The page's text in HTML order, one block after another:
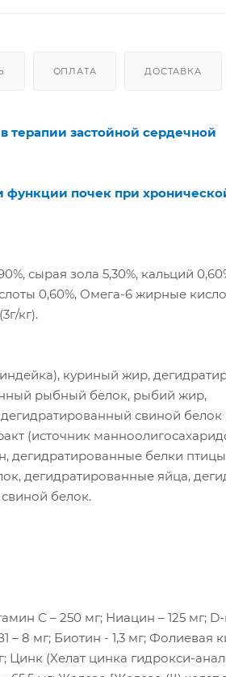
ОПЛАТА ДОСТАВКА
терапии застойной сердечной
почек при
сырая зола 5,30%, кальций
0,60%, Омега-6 жирные
кг).
куриный жир,
рыбный белок, рыбий жир,
свиной белок
(источник
дегидратированные белки
дегидратированные яйца,
белок.
С – 250 мг; Ниацин – 125 мг;
8 мг; Биотин - 1,3 мг; Фолиевая
Цинк (Xелат цинка гидрокси-